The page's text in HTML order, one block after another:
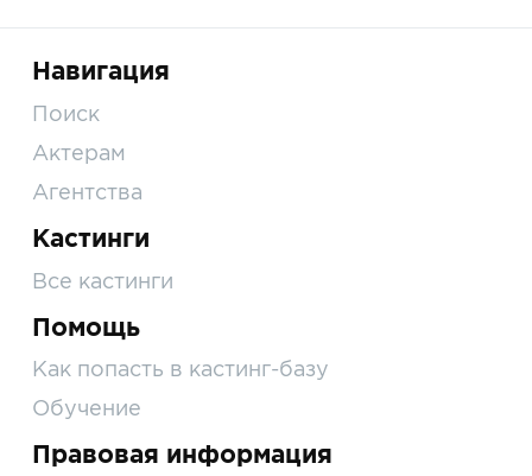
Навигация
Поиск
Актерам
Агентства
Кастинги
Все кастинги
Помощь
Как попасть в кастинг-базу
Обучение
Правовая информация